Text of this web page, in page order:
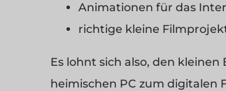
Animationen für das
richtige kleine
Es lohnt sich also, den
heimischen PC zum digitalen